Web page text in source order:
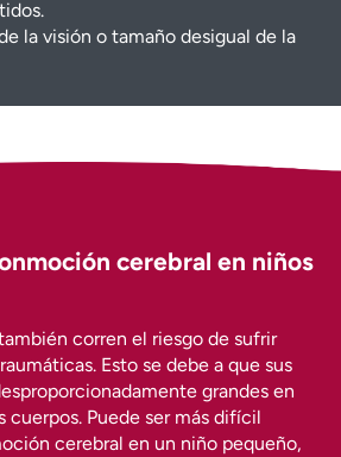
la visión o tamaño desigual de la
cerebral en niños
corren el riesgo de sufrir
Esto se debe a que sus
grandes en
cuerpos. Puede ser más difícil
cerebral en un niño pequeño,